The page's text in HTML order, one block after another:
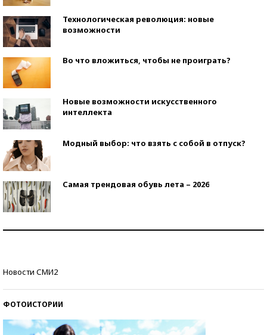
Технологическая революция: новые
возможности
Во что вложиться, чтобы не проиграть?
Новые возможности искусственного
интеллекта
Модный выбор: что взять с собой в отпуск?
Самая трендовая обувь лета – 2026
Новости СМИ2
ФОТОИСТОРИИ